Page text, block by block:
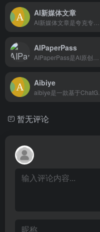
AI新媒体文章
AIPaperPass
Aibiye
暂无评论